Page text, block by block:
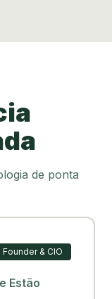
de ponta
Founder & CIO
Estão